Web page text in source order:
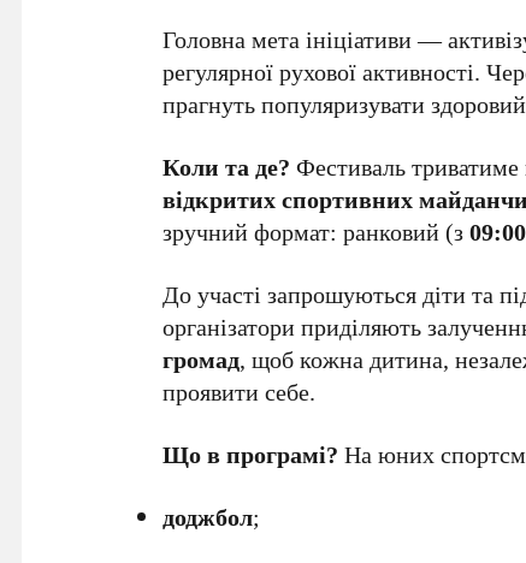
Головна мета ініціативи —
регулярної рухової активності.
прагнуть популяризувати
Коли та де? Фестиваль триватиме
відкритих спортивних
зручний формат: ранковий (з
До участі запрошуються діти та
організатори приділяють
громад, щоб кожна дитина,
проявити себе.
Що в програмі? На юних
доджбол;